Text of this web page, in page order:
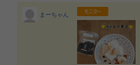
まーちゃん